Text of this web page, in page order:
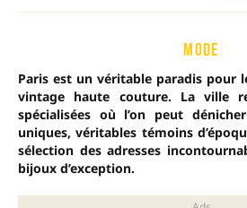
MODE
Paris est un véritable paradis pour
vintage haute couture. La ville
spécialisées où l’on peut
uniques, véritables témoins
sélection des adresses
bijoux d’exception.